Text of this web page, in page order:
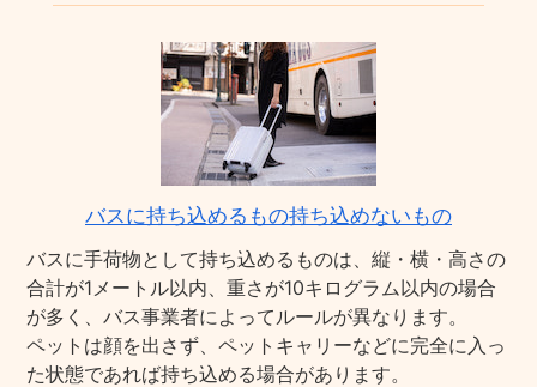
バスに持ち込めるもの持ち込めないもの
バスに手荷物として持ち込めるものは、縦・横・高さの
合計が1メートル以内、重さが10キログラム以内の場合
が多く、バス事業者によってルールが異なります。
ペットは顔を出さず、ペットキャリーなどに完全に入っ
た状態であれば持ち込める場合があります。